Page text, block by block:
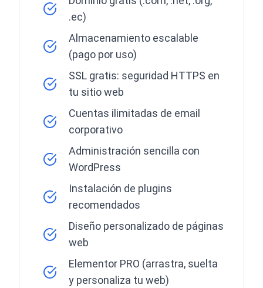
.ec)
Almacenamiento escalable
(pago por uso)
SSL gratis: seguridad HTTPS en
tu sitio web
Cuentas ilimitadas de email
corporativo
Administración sencilla con
WordPress
Instalación de plugins
recomendados
Diseño personalizado de páginas
web
Elementor PRO (arrastra, suelta
y personaliza tu web)